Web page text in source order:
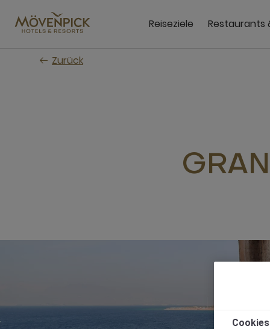
Hauptinhalt
wechseln
Reiseziele Restaurants
Zurück